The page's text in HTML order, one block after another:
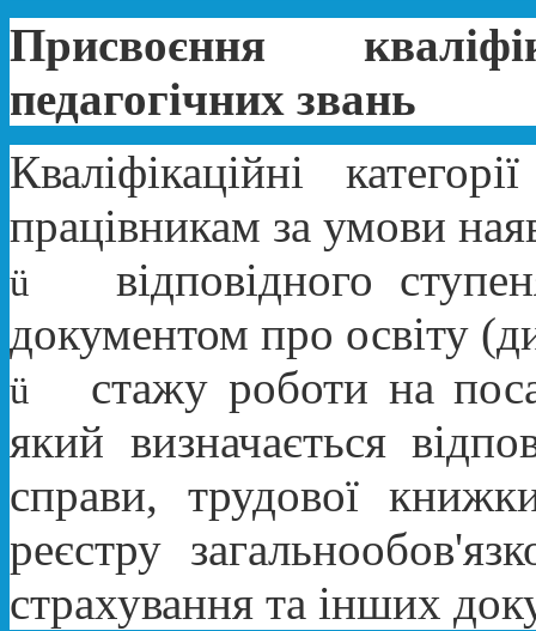
Присвоєння
педагогічних звань
Кваліфікаційні
працівникам за умови
ü
відповідного
документом про освіту
ü
стажу роботи на
який визначається
справи, трудової
реєстру
страхування та інших